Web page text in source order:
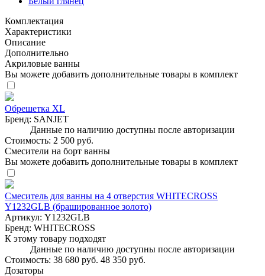
Комплектация
Характеристики
Описание
Дополнительно
Акриловые ванны
Вы можете добавить дополнительные товары в комплект
Обрешетка XL
Бренд: SANJET
Данные по наличию доступны после авторизации
Стоимость: 2 500 руб.
Смесители на борт ванны
Вы можете добавить дополнительные товары в комплект
Смеситель для ванны на 4 отверстия WHITECROSS
Y1232GLB (брашированное золото)
Артикул: Y1232GLB
Бренд: WHITECROSS
К этому товару подходят
Данные по наличию доступны после авторизации
Стоимость: 38 680 руб. 48 350 руб.
Дозаторы